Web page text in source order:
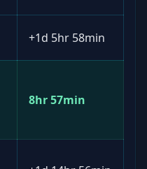
+1d 5hr 58min
8hr 57min